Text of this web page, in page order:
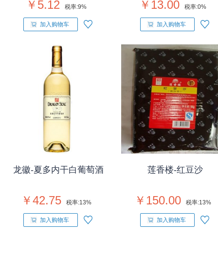
￥5.12 税率:9%
加入购物车
￥13.00 税率:0%
加入购物车
龙徽-夏多内干白葡萄酒
￥42.75 税率:13%
加入购物车
莲香楼-红豆沙
￥150.00 税率:13%
加入购物车